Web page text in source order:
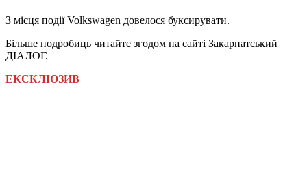
З місця події Volkswagen довелося буксирувати.
Більше подробиць читайте згодом на сайті Закарпатський
ДІАЛОГ.
ЕКСКЛЮЗИВ